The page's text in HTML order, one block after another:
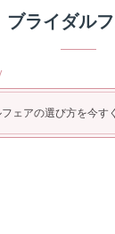
ブライダル
ェアの選び方を今す